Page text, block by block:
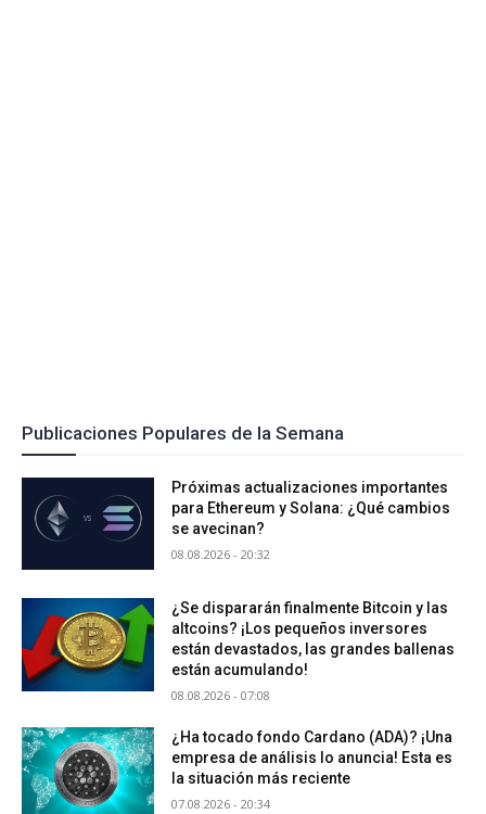
Publicaciones Populares de la Semana
Próximas actualizaciones importantes
para Ethereum y Solana: ¿Qué cambios
se avecinan?
08.08.2026 - 20:32
¿Se dispararán finalmente Bitcoin y las
altcoins? ¡Los pequeños inversores
están devastados, las grandes ballenas
están acumulando!
08.08.2026 - 07:08
¿Ha tocado fondo Cardano (ADA)? ¡Una
empresa de análisis lo anuncia! Esta es
la situación más reciente
07.08.2026 - 20:34